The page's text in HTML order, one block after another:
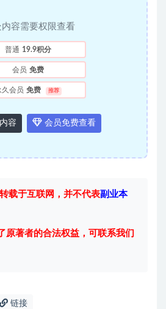
内容需要权限查看
普通 19.9积分
会员 免费
久会员 免费 推荐
容 会员免费查看
载于互联网，并不代表副业本
原著者的合法权益，可联系我们
链接